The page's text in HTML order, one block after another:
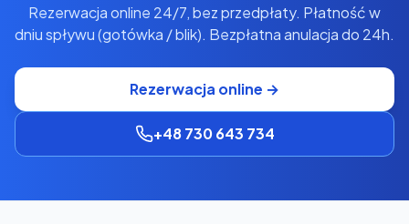
Rezerwacja online 24/7, bez przedpłaty. Płatność w
dniu spływu (gotówka / blik). Bezpłatna anulacja do 24h.
Rezerwacja online →
+48 730 643 734